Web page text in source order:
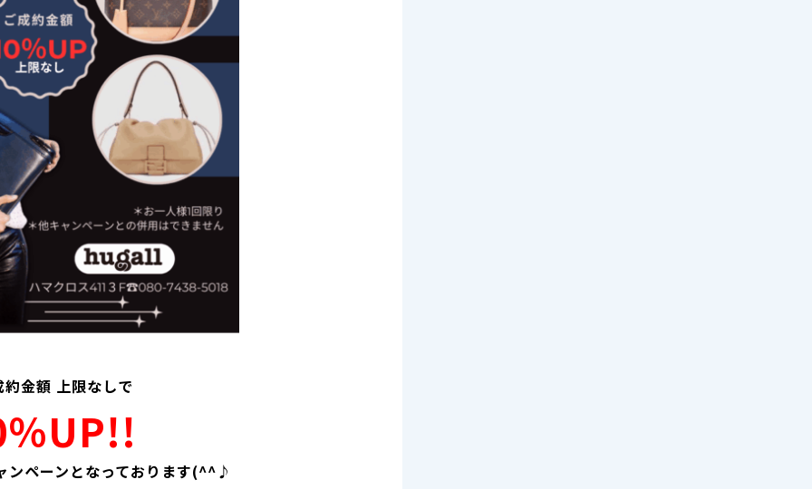
約金額 上限なしで
UP!!
ンペーンとなっております(^^♪